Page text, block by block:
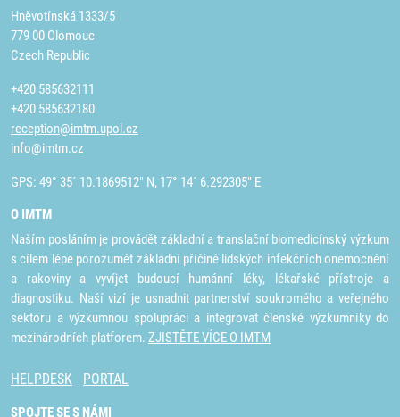
Hněvotínská 1333/5
779 00 Olomouc
Czech Republic
+420 585632111
+420 585632180
reception@imtm.upol.cz
info@imtm.cz
GPS: 49° 35´ 10.1869512" N, 17° 14´ 6.292305" E
O IMTM
Naším posláním je provádět základní a translační biomedicínský výzkum
s cílem lépe porozumět základní příčině lidských infekčních onemocnění
a rakoviny a vyvíjet budoucí humánní léky, lékařské přístroje a
diagnostiku. Naší vizí je usnadnit partnerství soukromého a veřejného
sektoru a výzkumnou spolupráci a integrovat členské výzkumníky do
mezinárodních platforem. ZJISTĚTE VÍCE O IMTM
HELPDESK PORTAL
SPOJTE SE S NÁMI